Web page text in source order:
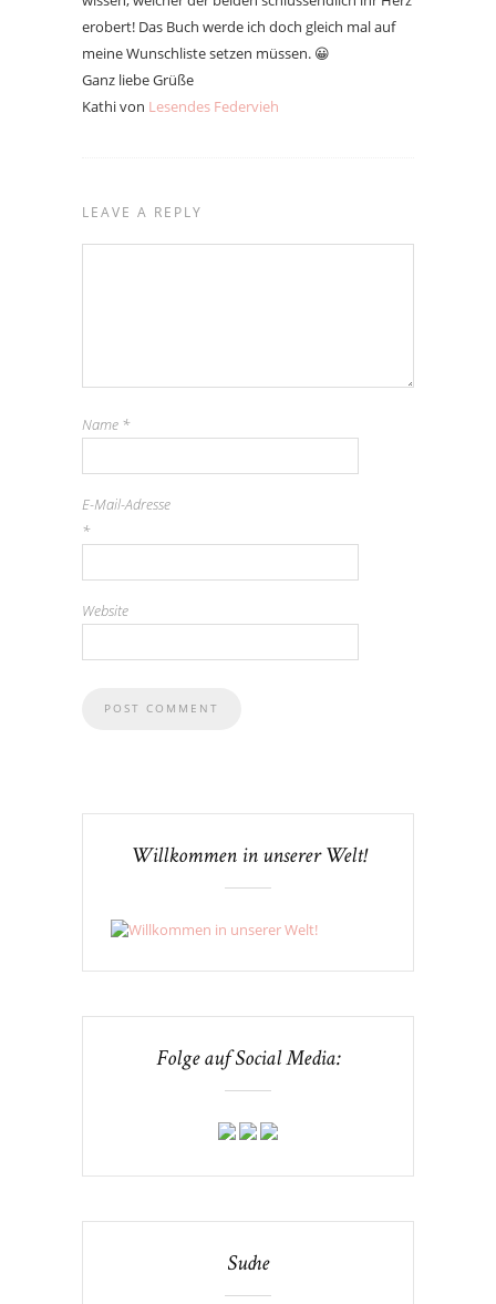
erobert! Das Buch werde ich doch gleich mal auf
meine Wunschliste setzen müssen. 😀
Ganz liebe Grüße
Kathi von Lesendes Federvieh
LEAVE A REPLY
Name *
E-Mail-Adresse
*
Website
Willkommen in unserer Welt!
Folge auf Social Media:
Suche